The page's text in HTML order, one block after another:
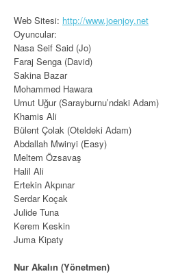
Web Sitesi: http://www.joenjoy.net
Oyuncular:
Nasa Seif Said (Jo)
Faraj Senga (David)
Sakina Bazar
Mohammed Hawara
Umut Uğur (Sarayburnu’ndaki Adam)
Khamis Ali
Bülent Çolak (Oteldeki Adam)
Abdallah Mwinyi (Easy)
Meltem Özsavaş
Halil Ali
Ertekin Akpınar
Serdar Koçak
Julide Tuna
Kerem Keskin
Juma Kipaty
Nur Akalın (Yönetmen)